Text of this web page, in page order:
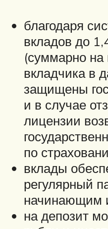
благодаря
вкладов до
(суммарно на
вкладчика в
защищены
и в случае
лицензии
по
вклады
регулярный
начинающим
на депозит